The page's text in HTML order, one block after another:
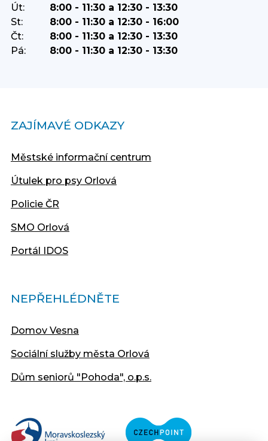
Út:
8:00 - 11:30 a 12:30 - 13:30
St:
8:00 - 11:30 a 12:30 - 16:00
Čt:
8:00 - 11:30 a 12:30 - 13:30
Pá:
8:00 - 11:30 a 12:30 - 13:30
ZAJÍMAVÉ ODKAZY
Městské informační centrum
Útulek pro psy Orlová
Policie ČR
SMO Orlová
Portál IDOS
NEPŘEHLÉDNĚTE
Domov Vesna
Sociální služby města Orlová
Dům seniorů "Pohoda", o.p.s.